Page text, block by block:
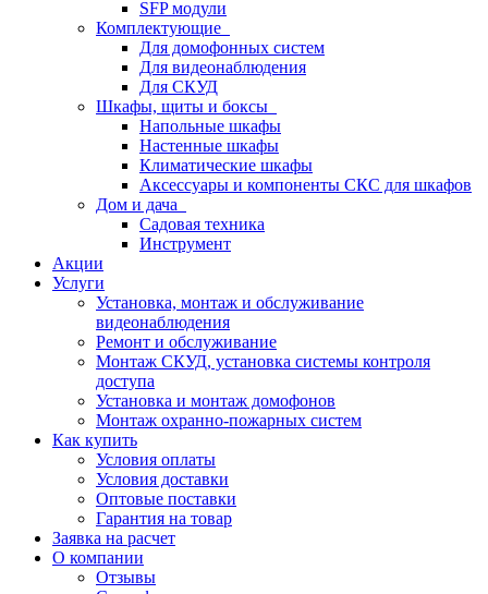
SFP модули
Комплектующие
Для домофонных систем
Для видеонаблюдения
Для СКУД
Шкафы, щиты и боксы
Напольные шкафы
Настенные шкафы
Климатические шкафы
Аксессуары и компоненты СКС для шкафов
Дом и дача
Садовая техника
Инструмент
Акции
Услуги
Установка, монтаж и обслуживание
видеонаблюдения
Ремонт и обслуживание
Монтаж СКУД, установка системы контроля
доступа
Установка и монтаж домофонов
Монтаж охранно-пожарных систем
Как купить
Условия оплаты
Условия доставки
Оптовые поставки
Гарантия на товар
Заявка на расчет
О компании
Отзывы